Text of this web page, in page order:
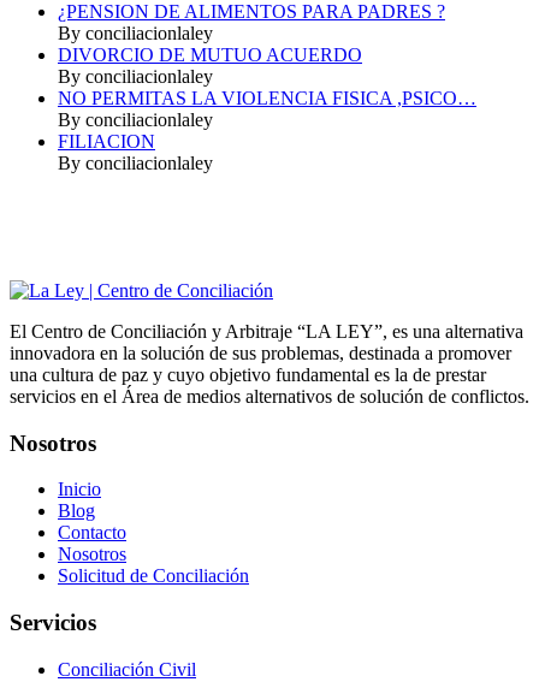
¿PENSION DE ALIMENTOS PARA PADRES ?
By conciliacionlaley
DIVORCIO DE MUTUO ACUERDO
By conciliacionlaley
NO PERMITAS LA VIOLENCIA FISICA ,PSICO…
By conciliacionlaley
FILIACION
By conciliacionlaley
El Centro de Conciliación y Arbitraje “LA LEY”, es una alternativa
innovadora en la solución de sus problemas, destinada a promover
una cultura de paz y cuyo objetivo fundamental es la de prestar
servicios en el Área de medios alternativos de solución de conflictos.
Nosotros
Inicio
Blog
Contacto
Nosotros
Solicitud de Conciliación
Servicios
Conciliación Civil